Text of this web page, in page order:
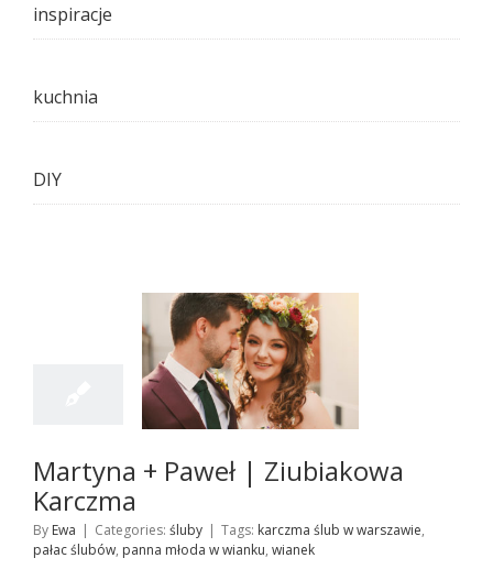
inspiracje
kuchnia
DIY
Martyna + Paweł | Ziubiakowa
Karczma
By Ewa | Categories: śluby | Tags: karczma ślub w warszawie,
pałac ślubów, panna młoda w wianku, wianek